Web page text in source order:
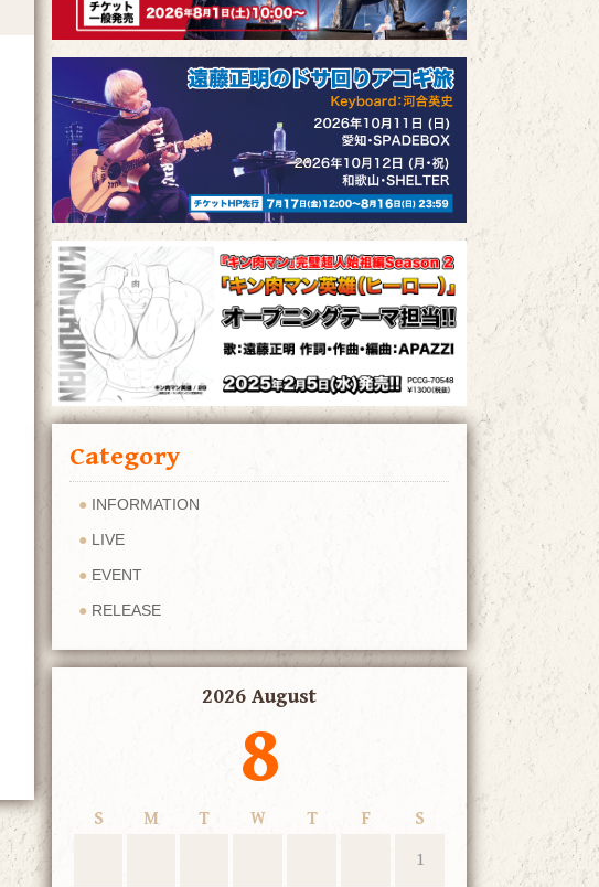
Category
INFORMATION
LIVE
EVENT
RELEASE
2026 August
8
S M T W T F
S
1